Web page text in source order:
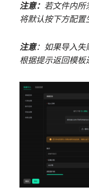
注意： 若文件内所
将默认按下方配置
注意：如果导入失
根据提示返回模板